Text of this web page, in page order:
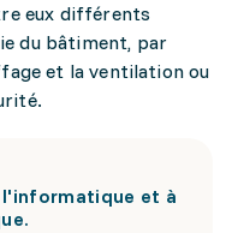
eux différents
du bâtiment, par
et la ventilation ou
l'informatique et à